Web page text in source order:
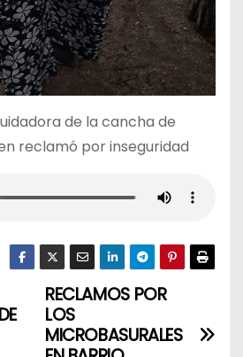
de la cancha de
reclamó por inseguridad
RECLAMOS POR
LOS
MICROBASURALES